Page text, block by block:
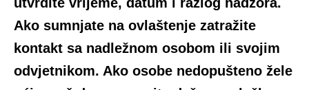
Ako sumnjate na ovlaštenje zatražite
kontakt sa nadležnom osobom ili svojim
odvjetnikom. Ako osobe nedopušteno žele